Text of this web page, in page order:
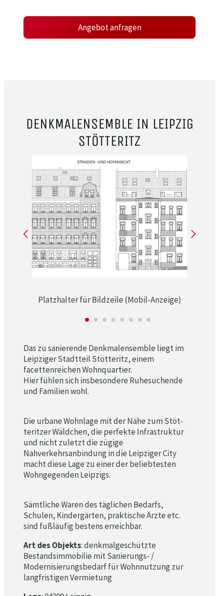
Angebot anfragen
DENKMALENSEMBLE IN LEIPZIG
STÖTTERITZ
Platzhalter für Bildzeile (Mobil-Anzeige)
Das zu sanierende Denkmalensemble liegt im
Leipziger Stadtteil Stötteritz, einem
facettenreichen Wohnquartier.
Hier fühlen sich insbesondere Ruhesuchende
und Familien wohl.
Die urbane Wohnlage mit der Nähe zum Stöt-
teritzer Wäldchen, die perfekte Infrastruktur
und nicht zuletzt die zügige
Nahverkehrsanbindung in die Leipziger City
macht diese Lage zu einer der beliebtesten
Wohngegenden Leipzigs.
Sämtliche Waren des täglichen Bedarfs,
Schulen, Kindergärten, praktische Ärzte etc.
sind fußläufig bestens erreichbar.
Art des Objekts: denkmalgeschützte
Bestandsimmobilie mit Sanierungs- /
Modernisierungsbedarf für Wohnnutzung zur
langfristigen Vermietung